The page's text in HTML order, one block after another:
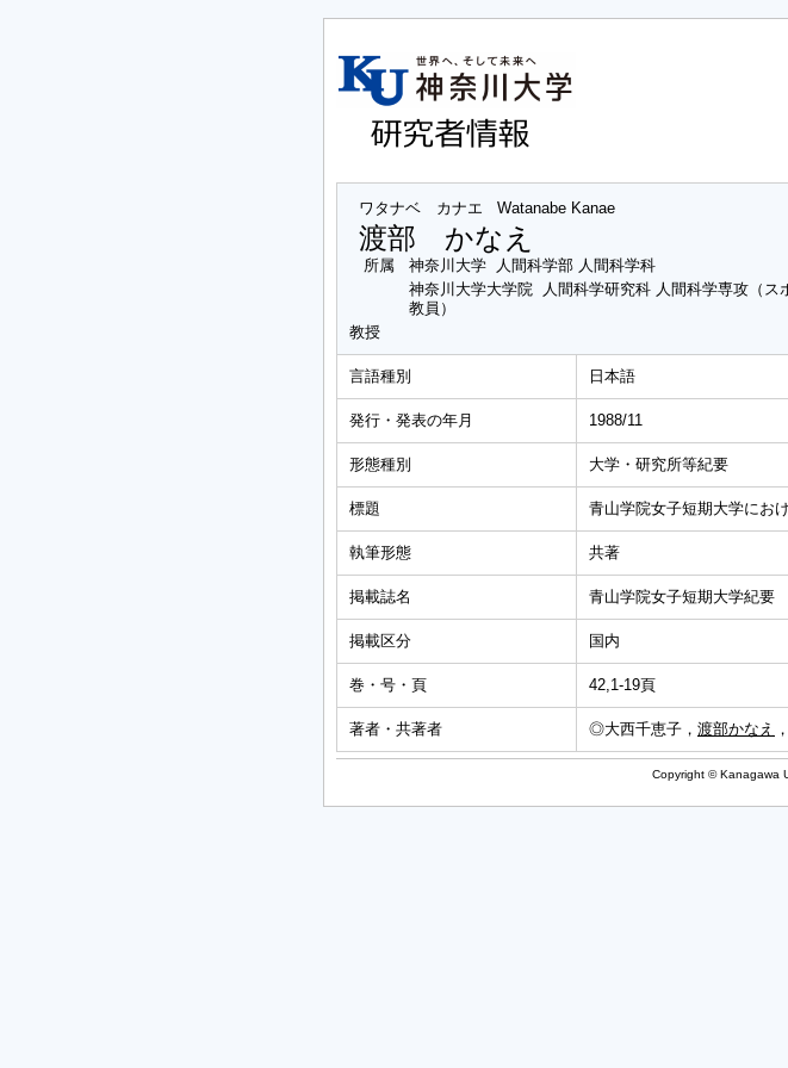
ワタナベ カナエ Watanabe Kanae
渡部 かなえ
所属
神奈川大学 人間科学部 人間科学科
神奈川大学大学院 人間科学研究科 人間科学専攻（
教員）
教授
言語種別 日本語
発行・発表の年月 1988/11
形態種別 大学・研究所等紀要
標題 青山学院女子短期大学にお
執筆形態 共著
掲載誌名 青山学院女子短期大学紀要
掲載区分 国内
巻・号・頁 42,1-19頁
著者・共著者 ◎大西千恵子， 渡部かなえ
Copyright © Kanagawa